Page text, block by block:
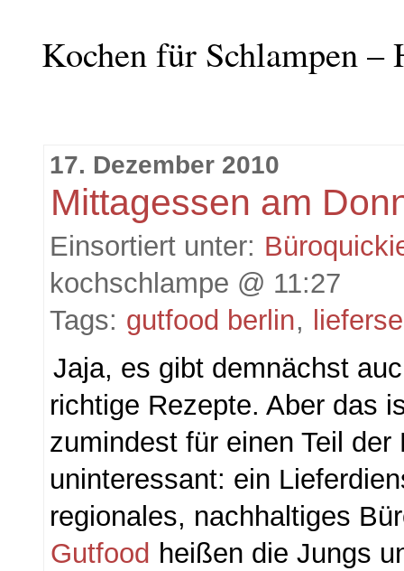
Kochen für Schlampen
17. Dezember 2010
Mittagessen am
Einsortiert unter:
kochschlampe @ 11:27
Tags: gutfood berlin,
Jaja, es gibt demnächst
richtige Rezepte. Aber das
zumindest für einen Teil der
uninteressant: ein
regionales, nachhaltiges
Gutfood heißen die Jungs